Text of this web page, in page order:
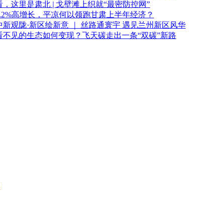
，这里是肃北 | 戈壁滩上织就“最密防控网”
高增长，平凉何以领跑甘肃上半年经济？
新观陇·新区绘新意 ｜ 丝路通寰宇 遇见兰州新区风华
不见的生态如何变现？飞天碳走出一条“双碳”新路